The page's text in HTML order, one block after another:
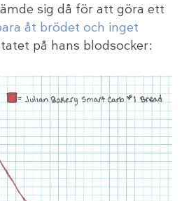
sig då för att göra ett
åt brödet och inget
på hans blodsocker: